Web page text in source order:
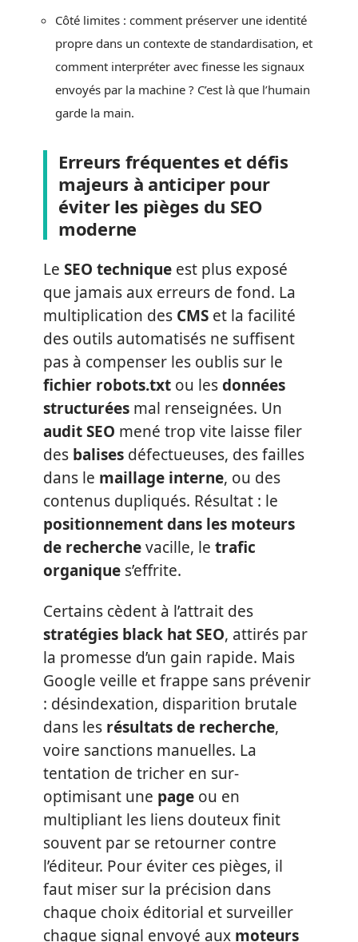
Côté limites : comment préserver une identité
propre dans un contexte de standardisation, et
comment interpréter avec finesse les signaux
envoyés par la machine ? C’est là que l’humain
garde la main.
Erreurs fréquentes et défis
majeurs à anticiper pour
éviter les pièges du SEO
moderne
Le SEO technique est plus exposé
que jamais aux erreurs de fond. La
multiplication des CMS et la facilité
des outils automatisés ne suffisent
pas à compenser les oublis sur le
fichier robots.txt ou lesdonnées
structurées mal renseignées. Un
audit SEO mené trop vite laisse filer
des balises défectueuses, des failles
dans le maillage interne, ou des
contenus dupliqués. Résultat : le
positionnement dans les moteurs
de recherchevacille, le trafic
organique s’effrite.
Certains cèdent à l’attrait des
stratégies black hat SEO, attirés par
la promesse d’un gain rapide. Mais
Google veille et frappe sans prévenir
: désindexation, disparition brutale
dans les résultats de recherche,
voire sanctions manuelles. La
tentation de tricher en sur-
optimisant une page ou en
multipliant les liens douteux finit
souvent par se retourner contre
l’éditeur. Pour éviter ces pièges, il
faut miser sur la précision dans
chaque choix éditorial et surveiller
chaque signal envoyé aux moteurs